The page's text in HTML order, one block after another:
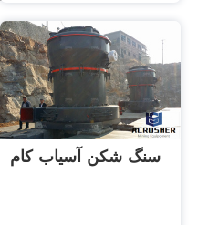
سنگ شکن آسیاب کام